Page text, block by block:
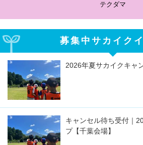
テクダマ
募集中サカイク
2026年夏サカイクキャ
キャンセル待ち受付｜
プ【千葉会場】